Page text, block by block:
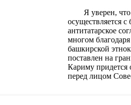
Я уверен,
осуществляется
антитатарское
многом
башкирской
поставлен на
Кариму придется
перед лицом